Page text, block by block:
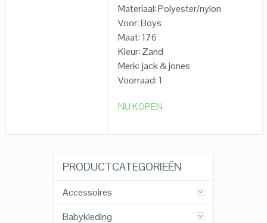
Materiaal: Polyester/nylon
Voor: Boys
Maat: 176
Kleur: Zand
Merk: jack & jones
Voorraad: 1
NU KOPEN
PRODUCTCATEGORIEËN
Accessoires
Babykleding